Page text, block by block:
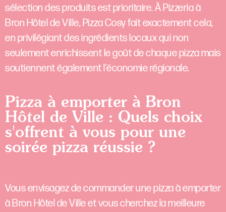
sélection des produits est prioritaire. À Pizzeria à
Bron Hôtel de Ville, Pizza Cosy fait exactement cela,
en privilégiant des ingrédients locaux qui non
seulement enrichissent le goût de chaque pizza mais
soutiennent également l’économie régionale.
Pizza à emporter à Bron
Hôtel de Ville : Quels choix
s'offrent à vous pour une
soirée pizza réussie ?
Vous envisagez de commander une pizza à emporter
à Bron Hôtel de Ville et vous cherchez la meilleure